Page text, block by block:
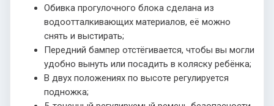
Обивка прогулочного блока сделана из
водоотталкивающих материалов, её можно
снять и выстирать;
Передний бампер отстёгивается, чтобы вы могли
удобно вынуть или посадить в коляску ребёнка;
В двух положениях по высоте регулируется
подножка;